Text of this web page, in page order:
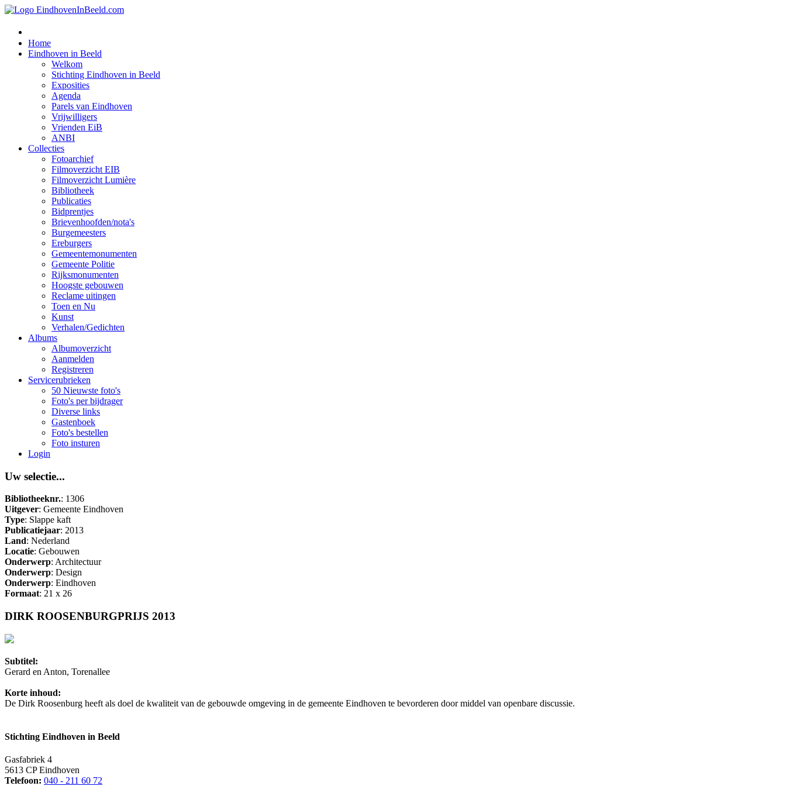
Home
Eindhoven in Beeld
Welkom
Stichting Eindhoven in Beeld
Exposities
Agenda
Parels van Eindhoven
Vrijwilligers
Vrienden EiB
ANBI
Collecties
Fotoarchief
Filmoverzicht EIB
Filmoverzicht Lumière
Bibliotheek
Publicaties
Bidprentjes
Brievenhoofden/nota's
Burgemeesters
Ereburgers
Gemeentemonumenten
Gemeente Politie
Rijksmonumenten
Hoogste gebouwen
Reclame uitingen
Toen en Nu
Kunst
Verhalen/Gedichten
Albums
Albumoverzicht
Aanmelden
Registreren
Servicerubrieken
50 Nieuwste foto's
Foto's per bijdrager
Diverse links
Gastenboek
Foto's bestellen
Foto insturen
Login
Uw selectie...
Bibliotheeknr.: 1306
Uitgever: Gemeente Eindhoven
Type: Slappe kaft
Publicatiejaar: 2013
Land: Nederland
Locatie: Gebouwen
Onderwerp: Architectuur
Onderwerp: Design
Onderwerp: Eindhoven
Formaat: 21 x 26
DIRK ROOSENBURGPRIJS 2013
Subtitel:
Gerard en Anton, Torenallee
Korte inhoud:
De Dirk Roosenburg heeft als doel de kwaliteit van de gebouwde omgeving in de gemeente Eindhoven te bevorderen door middel van openbare discussie.
Stichting Eindhoven in Beeld
Gasfabriek 4
5613 CP Eindhoven
Telefoon: 040 - 211 60 72